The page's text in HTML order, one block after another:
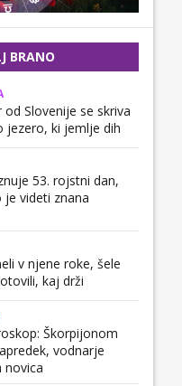
BRANO
od Slovenije se skriva
jezero, ki jemlje dih
53. rojstni dan,
videti znana
v njene roke, šele
kaj drži
Škorpijonom
vodnarje
novica